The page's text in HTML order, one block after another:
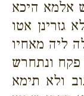
אלמא היכא
גזרינן אטו
ליה מאחיו
פקח ונתחרש
ולא תימא